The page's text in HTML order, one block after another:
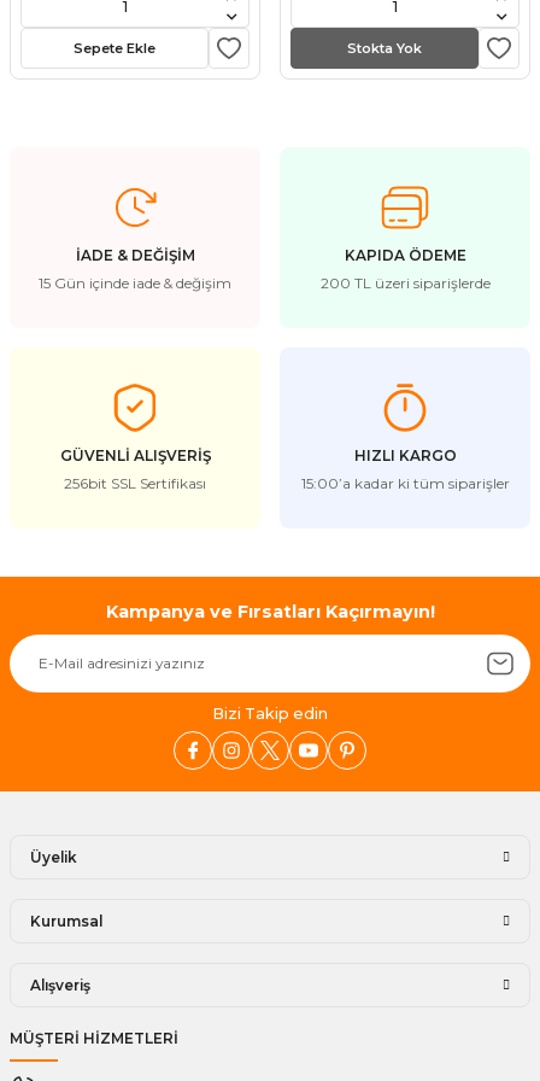
Kovucu Cihazlar
Sepete Ekle Stokta Yok
İADE & DEĞİŞİM
15 Gün içinde iade & değişim
KAPIDA ÖDEME
200 TL üzeri siparişlerde
GÜVENLİ ALIŞVERİŞ
256bit SSL Sertifikası
HIZLI KARGO
15:00’a kadar ki tüm siparişler
Kampanya ve Fırsatları Kaçırmayın!
Bizi Takip edin
Üyelik
Kurumsal
Alışveriş
MÜŞTERİ HİZMETLERİ